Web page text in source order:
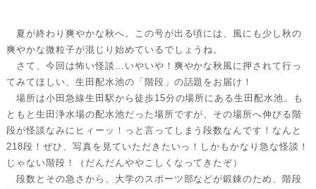
夏が終わり爽やかな秋へ。この号が出る頃には、風にも少し秋の
爽やかな微粒子が混じり始めているでしょうね。
さて、今回は怖い怪談…いやいや！爽やかな秋風に押されて行っ
てみてほしい、生田配水池の「階段」の話題をお届け！
場所は小田急線生田駅から徒歩15分の場所にある生田配水池。も
ともと生田浄水場の配水池だった場所ですが、その場所へ伸びる階
段が怪談なみにヒィーッ！っと言ってしまう段数なんです！なんと
218段！ぜひ、写真を見ていただきたいっ！しかもかなり急な怪談！
じゃない階段！（だんだんややこしくなってきたぞ）
段数とその急さから、大学のスポーツ部などが鍛錬のため、階段